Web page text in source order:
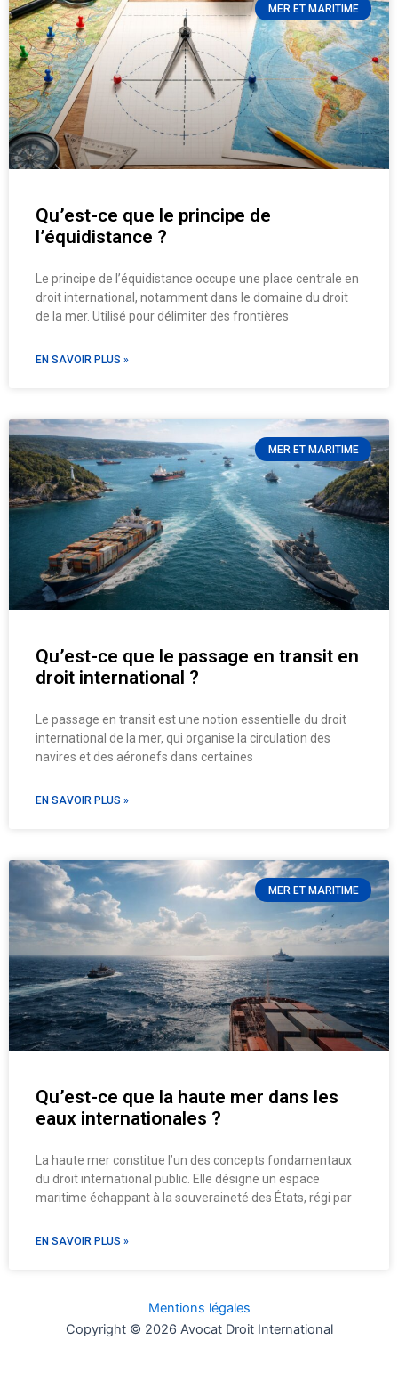
MER ET MARITIME
Qu’est-ce que le principe de
l’équidistance ?
Le principe de l’équidistance occupe une place centrale en
droit international, notamment dans le domaine du droit
de la mer. Utilisé pour délimiter des frontières
EN SAVOIR PLUS »
MER ET MARITIME
Qu’est-ce que le passage en transit en
droit international ?
Le passage en transit est une notion essentielle du droit
international de la mer, qui organise la circulation des
navires et des aéronefs dans certaines
EN SAVOIR PLUS »
MER ET MARITIME
Qu’est-ce que la haute mer dans les
eaux internationales ?
La haute mer constitue l’un des concepts fondamentaux
du droit international public. Elle désigne un espace
maritime échappant à la souveraineté des États, régi par
EN SAVOIR PLUS »
Mentions légales
Copyright © 2026 Avocat Droit International